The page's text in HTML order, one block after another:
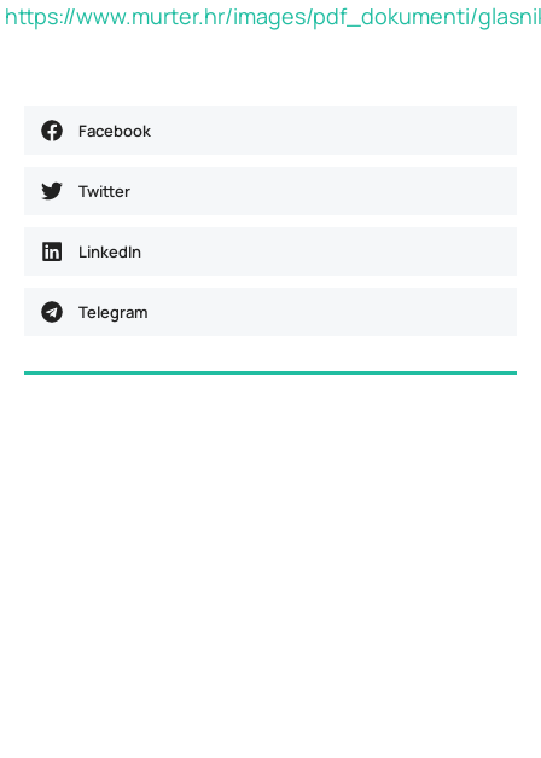
https://www.murter.hr/images/pdf_dokumenti/
Facebook
Twitter
LinkedIn
Telegram